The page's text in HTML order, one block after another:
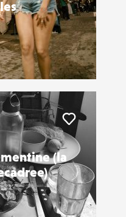
(la